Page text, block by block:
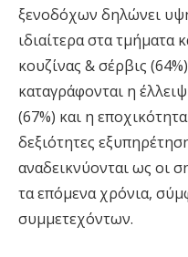
ξενοδόχων δηλώνει
ιδιαίτερα στα τμήματα
κουζίνας & σέρβις
καταγράφονται η
(67%) και η
δεξιότητες
αναδεικνύονται ως οι
τα επόμενα χρόνια,
συμμετεχόντων.